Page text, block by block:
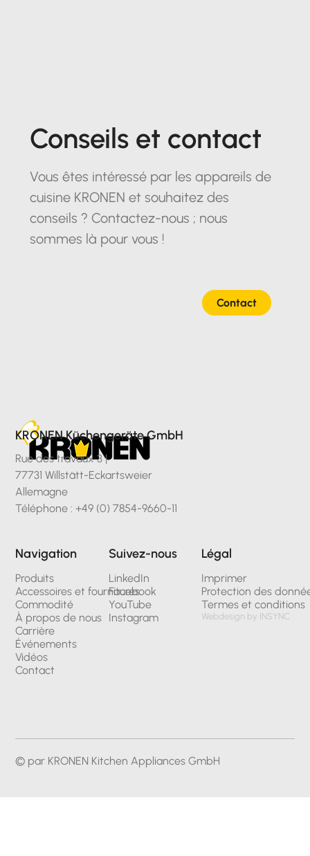
Conseils et contact
Vous êtes intéressé par les appareils de
cuisine KRONEN et souhaitez des
conseils ? Contactez-nous ; nous
sommes là pour vous !
Contact
© par KRONEN Kitchen Appliances GmbH
KRONEN Küchengeräte GmbH
Rue des travaux 3 |
77731 Willstätt-Eckartsweier
Allemagne
Téléphone : +49 (0) 7854-9660-11
Navigation
Produits
Accessoires et fournitures
Commodité
À propos de nous
Carrière
Événements
Vidéos
Contact
Suivez-nous
LinkedIn
Facebook
YouTube
Instagram
Légal
Imprimer
Protection des
Termes et conditions
Webdesign by INSYNC